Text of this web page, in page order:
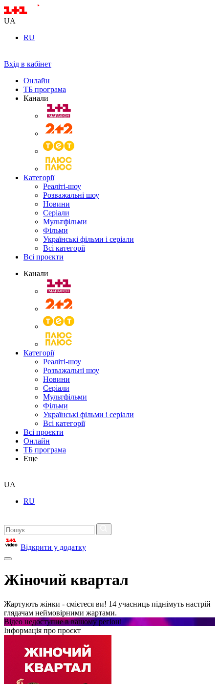
UA
RU
Вхід в кабінет
Онлайн
ТБ програма
Канали
Категорії
Реаліті-шоу
Розважальні шоу
Новини
Серіали
Мультфільми
Фільми
Українські фільми і серіали
Всі категорії
Всі проєкти
Канали
Категорії
Реаліті-шоу
Розважальні шоу
Новини
Серіали
Мультфільми
Фільми
Українські фільми і серіали
Всі категорії
Всі проєкти
Онлайн
ТБ програма
Еще
UA
RU
Відкрити у додатку
Жіночий квартал
Жартують жінки - смієтеся ви! 14 учасниць піднімуть настрій
глядачам неймовірними жартами.
Відео недоступне в вашому регіоні
Інформація про проєкт